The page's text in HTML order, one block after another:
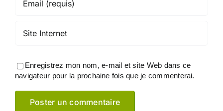
Enregistrez mon nom, e-mail et site Web dans ce
navigateur pour la prochaine fois que je commenterai.